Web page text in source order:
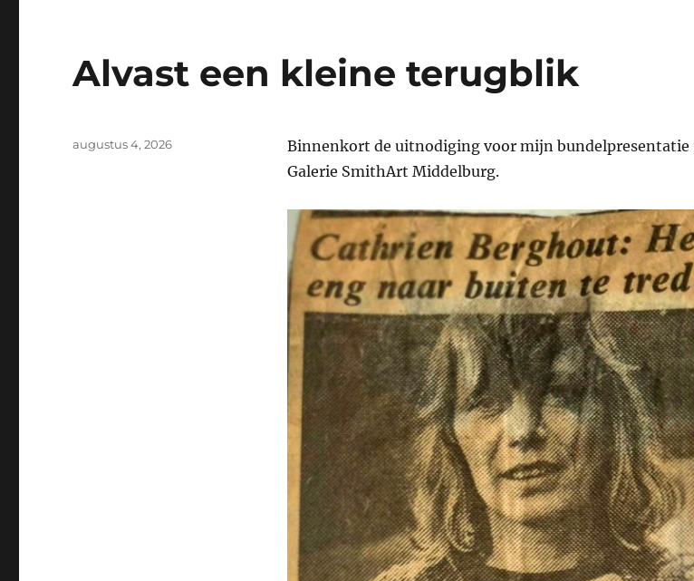
Alvast een kleine terugblik
Binnenkort de uitnodiging voor mijn bundelpresentatie
Galerie SmithArt Middelburg.
Geplaatst
augustus 4, 2026